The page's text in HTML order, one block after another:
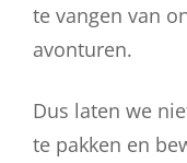
te vangen van
avonturen.
Dus laten we
te pakken en